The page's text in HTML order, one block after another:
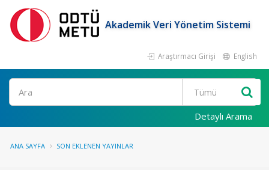
Akademik Veri Yönetim Sistemi
Araştırmacı Girişi English
Ara
Detaylı Arama
ANA SAYFA SON EKLENEN YAYINLAR